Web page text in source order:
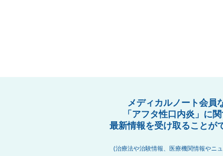
メディカルノート会員
「アフタ性口内炎」に
最新情報を受け取ることが
(治療法や治験情報、医療機関情報やニ